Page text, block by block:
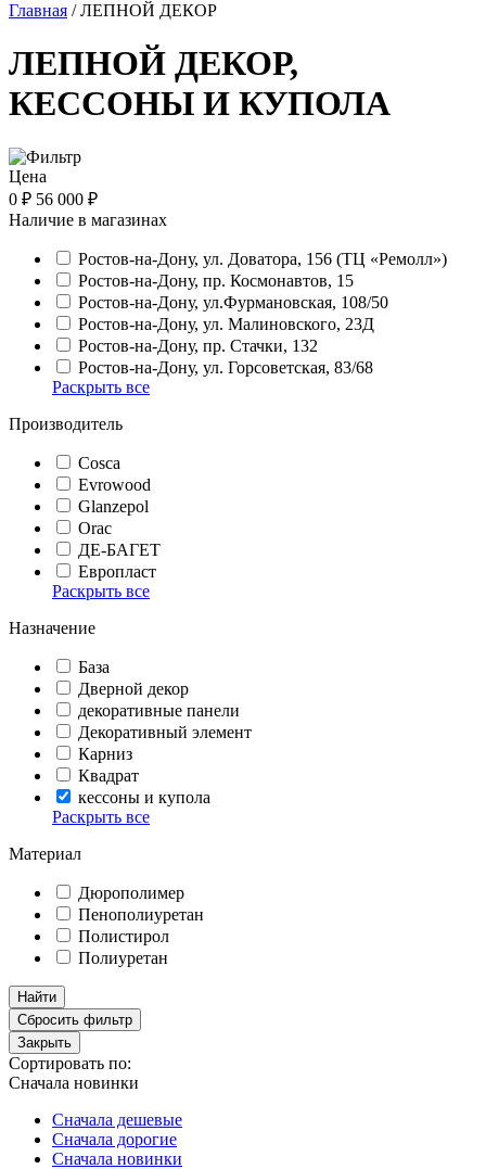
Главная / ЛЕПНОЙ ДЕКОР
ЛЕПНОЙ ДЕКОР,
КЕССОНЫ И КУПОЛА
Цена
0 ₽ 56 000 ₽
Наличие в магазинах
Ростов-на-Дону, ул. Доватора, 156 (ТЦ «Ремолл»)
Ростов-на-Дону, пр. Космонавтов, 15
Ростов-на-Дону, ул.Фурмановская, 108/50
Ростов-на-Дону, ул. Малиновского, 23Д
Ростов-на-Дону, пр. Стачки, 132
Ростов-на-Дону, ул. Горсоветская, 83/68
Раскрыть все
Производитель
Cosca
Evrowood
Glanzepol
Orac
ДЕ-БАГЕТ
Европласт
Раскрыть все
Назначение
База
Дверной декор
декоративные панели
Декоративный элемент
Карниз
Квадрат
кессоны и купола
Раскрыть все
Материал
Дюрополимер
Пенополиуретан
Полистирол
Полиуретан
Найти
Сбросить фильтр
Закрыть
Сортировать по:
Сначала новинки
Сначала дешевые
Сначала дорогие
Сначала новинки